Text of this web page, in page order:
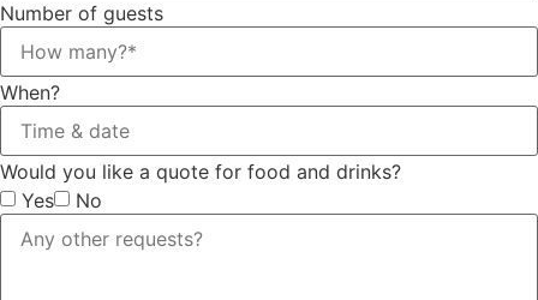
Number of guests
When?
Would you like a quote for food and drinks?
Yes
No